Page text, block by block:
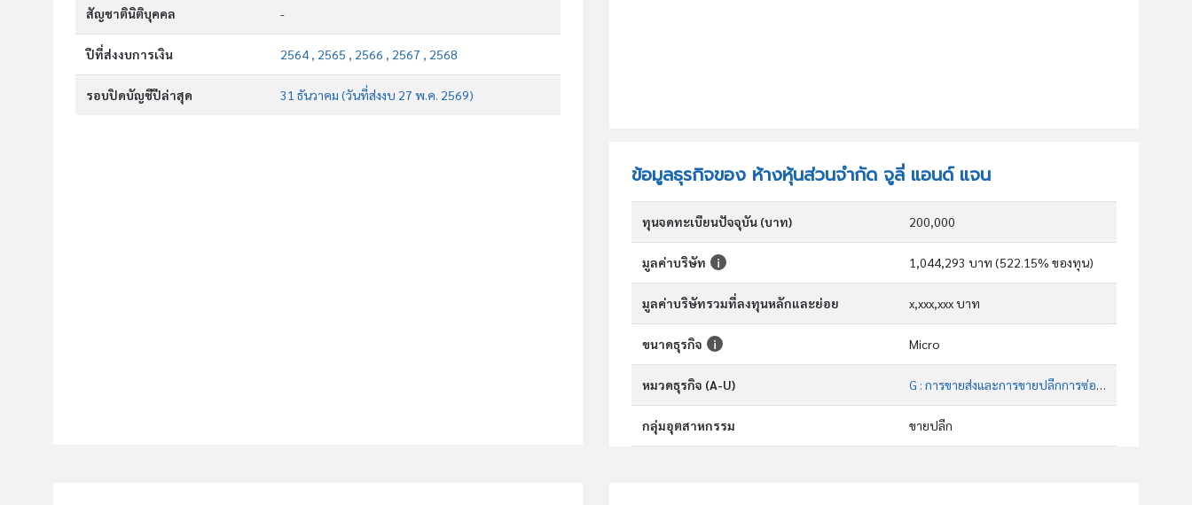
สัญชาตินิติบุคคล -
ปีที่ส่งงบการเงิน 2564 , 2565 , 2566 , 2567 , 2568
รอบปิดบัญชีปีล่าสุด 31 ธันวาคม (วันที่ส่งงบ 27 พ.ค. 2569)
ข้อมูลธุรกิจของ ห้างหุ้นส่วนจำกัด จูลี่ แอนด์ แจน
ทุนจดทะเบียนปัจจุบัน (บาท) 200,000
มูลค่าบริษัท 1,044,293 บาท (522.15% ของทุน)
มูลค่าบริษัทรวมที่ลงทุนหลักและย่อย x,xxx,xxx บาท
ขนาดธุรกิจ Micro
หมวดธุรกิจ (A-U) G : การขายส่งและการขายปลีกการซ่อมยานยนต์และ จักรยานยนต์
กลุ่มอุตสาหกรรม ขายปลีก